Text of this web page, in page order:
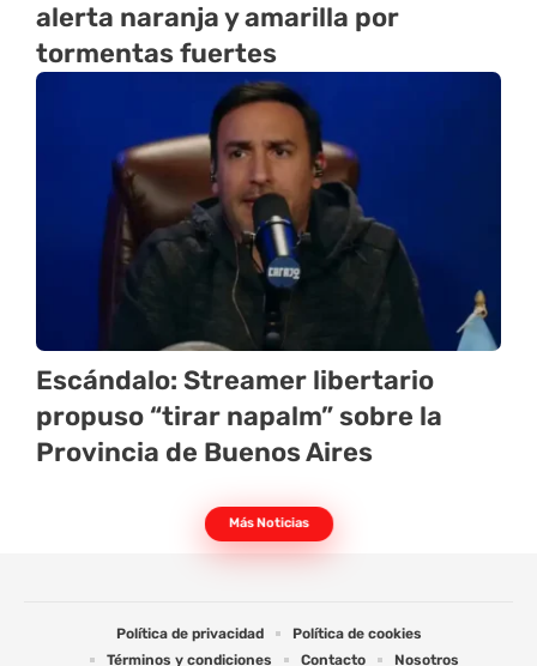
alerta naranja y amarilla por
tormentas fuertes
Escándalo: Streamer libertario
propuso “tirar napalm” sobre la
Provincia de Buenos Aires
Más Noticias
Política de privacidad
Política de cookies
Términos y condiciones
Contacto Nosotros